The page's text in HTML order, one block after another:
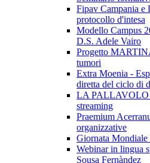
Fipav Campania e
protocollo d'intesa
Modello Campus
D.S. Adele Vairo
Progetto
tumori
Extra Moenia -
diretta del ciclo di
LA PALLAVOLO
streaming
Praemium
organizzative
Giornata
Webinar in lingua
Sousa Fernàndez